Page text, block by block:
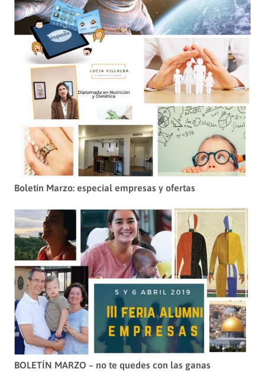
Boletín Marzo: especial empresas y ofertas
BOLETÍN MARZO – no te quedes con las ganas